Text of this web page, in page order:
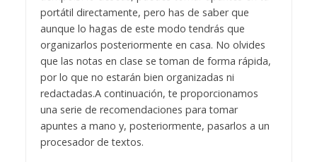
portátil directamente, pero has de saber que
aunque lo hagas de este modo tendrás que
organizarlos posteriormente en casa. No olvides
que las notas en clase se toman de forma rápida,
por lo que no estarán bien organizadas ni
redactadas.A continuación, te proporcionamos
una serie de recomendaciones para tomar
apuntes a mano y, posteriormente, pasarlos a un
procesador de textos.